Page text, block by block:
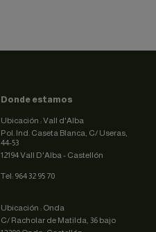
Donde estamos
Ubicación : Vall d'Alba
Pol. Ind. Caseta Blanca, C/ Useras,
44-53
12194 Vall D'Alba - Castellón
Tel: 964 32 95 70
Ubicación : Onda
C/ Racholar de Matilda, 36 bajo